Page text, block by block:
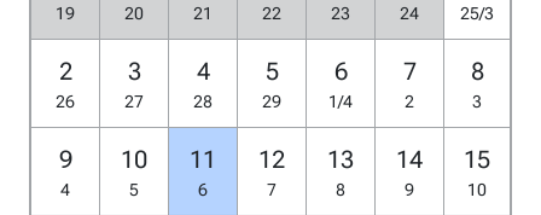
19 20 21 22 23 24 25/3
2
26
3
27
4
28
5
29
6
1/4
7
2
8
3
9
4
10
5
11
6
12
7
13
8
14
9
15
10